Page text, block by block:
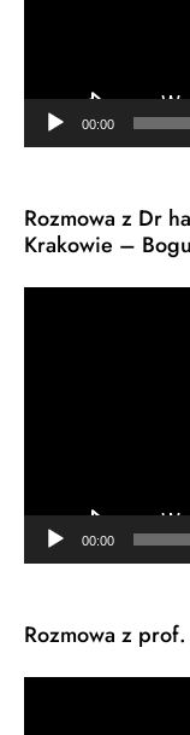
00:00
Rozmowa z Dr
Krakowie –
00:00
Rozmowa z